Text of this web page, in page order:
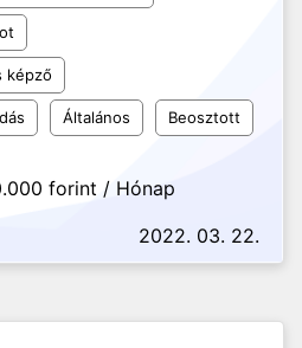
képző
Általános Beosztott
forint / Hónap
2022. 03. 22.